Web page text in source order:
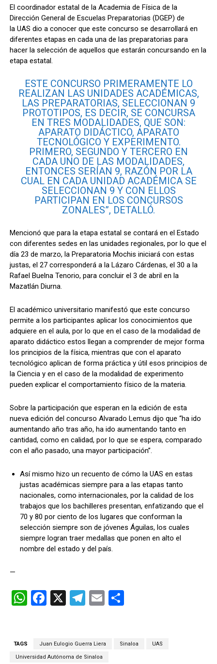
El coordinador estatal de la Academia de Física de la
Dirección General de Escuelas Preparatorias (DGEP) de
la UAS dio a conocer que este concurso se desarrollará en
diferentes etapas en cada una de las preparatorias para
hacer la selección de aquellos que estarán concursando en la
etapa estatal.
ESTE CONCURSO PRIMERAMENTE LO
REALIZAN LAS UNIDADES ACADÉMICAS,
LAS PREPARATORIAS, SELECCIONAN 9
PROTOTIPOS, ES DECIR, SE CONCURSA
EN TRES MODALIDADES, QUE SON:
APARATO DIDÁCTICO, APARATO
TECNOLÓGICO Y EXPERIMENTO.
PRIMERO, SEGUNDO Y TERCERO EN
CADA UNO DE LAS MODALIDADES,
ENTONCES SERÍAN 9, RAZÓN POR LA
CUAL EN CADA UNIDAD ACADÉMICA SE
SELECCIONAN 9 Y CON ELLOS
PARTICIPAN EN LOS CONCURSOS
ZONALES”, DETALLÓ.
Mencionó que para la etapa estatal se contará en el Estado
con diferentes sedes en las unidades regionales, por lo que el
día 23 de marzo, la Preparatoria Mochis iniciará con estas
justas, el 27 corresponderá a la Lázaro Cárdenas, el 30 a la
Rafael Buelna Tenorio, para concluir el 3 de abril en la
Mazatlán Diurna.
El académico universitario manifestó que este concurso
permite a los participantes aplicar los conocimientos que
adquiere en el aula, por lo que en el caso de la modalidad de
aparato didáctico estos llegan a comprender de mejor forma
los principios de la física, mientras que con el aparato
tecnológico aplican de forma práctica y útil esos principios de
la Ciencia y en el caso de la modalidad de experimento
pueden explicar el comportamiento físico de la materia.
Sobre la participación que esperan en la edición de esta
nueva edición del concurso Alvarado Lemus dijo que “ha ido
aumentando año tras año, ha ido aumentando tanto en
cantidad, como en calidad, por lo que se espera, comparado
con el año pasado, una mayor participación”.
Así mismo hizo un recuento de cómo la UAS en estas
justas académicas siempre para a las etapas tanto
nacionales, como internacionales, por la calidad de los
trabajos que los bachilleres presentan, enfatizando que el
70 y 80 por ciento de los lugares que conforman la
selección siempre son de jóvenes Águilas, los cuales
siempre logran traer medallas que ponen en alto el
nombre del estado y del país.
—
W
A
F
b
o
X
T
gr
a
E
p
TAGS Juan Eulogio Guerra Liera Sinaloa UAS
Universidad Autónoma de Sinaloa